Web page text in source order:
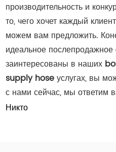
производительность и
то, чего хочет каждый
можем вам предложить.
идеальное
заинтересованы в наших
supply hose услугах, вы
с нами сейчас, мы ответим
Никто